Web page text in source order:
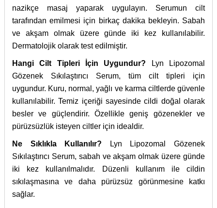
nazikçe masaj yaparak uygulayın. Serumun cilt
tarafından emilmesi için birkaç dakika bekleyin. Sabah
ve akşam olmak üzere günde iki kez kullanılabilir.
Dermatolojik olarak test edilmiştir.
Hangi Cilt Tipleri İçin Uygundur? Lyn Lipozomal
Gözenek Sıkılaştırıcı Serum, tüm cilt tipleri için
uygundur. Kuru, normal, yağlı ve karma ciltlerde güvenle
kullanılabilir. Temiz içeriği sayesinde cildi doğal olarak
besler ve güçlendirir. Özellikle geniş gözenekler ve
pürüzsüzlük isteyen ciltler için idealdir.
Ne Sıklıkla Kullanılır? Lyn Lipozomal Gözenek
Sıkılaştırıcı Serum, sabah ve akşam olmak üzere günde
iki kez kullanılmalıdır. Düzenli kullanım ile cildin
sıkılaşmasına ve daha pürüzsüz görünmesine katkı
sağlar.